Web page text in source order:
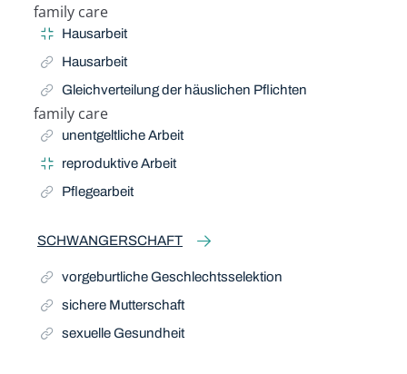
family care
Narrow Term
Hausarbeit
Hausarbeit
Gleichverteilung der häuslichen Pflichten
family care
Related Term
unentgeltliche Arbeit
reproduktive Arbeit
Pflegearbeit
SCHWANGERSCHAFT
vorgeburtliche Geschlechtsselektion
sichere Mutterschaft
sexuelle Gesundheit